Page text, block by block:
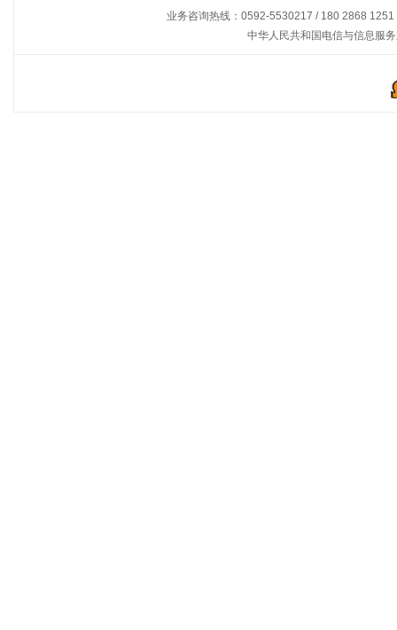
业务咨询热线：0592-5530217 / 180 2868 1251
中华人民共和国电信与信息服